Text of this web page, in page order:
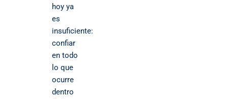
hoy ya
es
insuficiente:
confiar
en todo
lo que
ocurre
dentro